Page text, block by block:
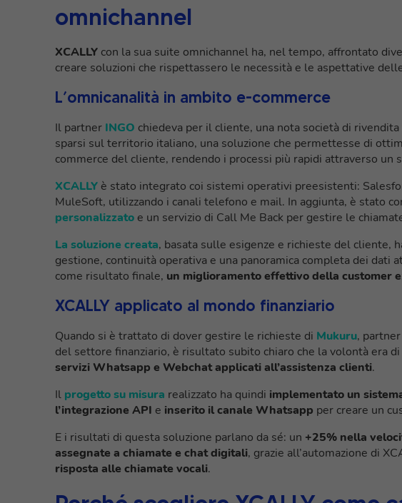
omnichannel
XCALLY con la sua suite omnichannel ha, nel tempo, affrontato
creare soluzioni che rispettassero le necessità e le aspettative
L’omnicanalità in ambito e-commerce
Il partner INGO chiedeva per il cliente, una nota società di
sparsi sul territorio italiano, una soluzione che permettesse di
commerce del cliente, rendendo i processi più rapidi attraverso un
XCALLY è stato integrato coi sistemi operativi preesistenti:
MuleSoft, utilizzando i canali telefono e mail. In aggiunta, è stato
personalizzato e un servizio di Call Me Back per gestire le
La soluzione creata, basata sulle esigenze e richieste del cliente,
gestione, continuità operativa e una panoramica completa dei dati
come risultato finale, un miglioramento effettivo della customer
XCALLY applicato al mondo finanziario
Quando si è trattato di dover gestire le richieste di Mukuru,
del settore finanziario, è risultato subito chiaro che la volontà era
servizi Whatsapp e Webchat applicati all’assistenza clienti.
Il progetto su misura realizzato ha quindi implementato un
l’integrazione API e inserito il canale Whatsapp per creare un
E i risultati di questa soluzione parlano da sé: un +25% nella
assegnate a chiamate e chat digitali, grazie all’automazione di
risposta alle chiamate vocali.